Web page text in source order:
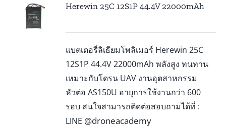
Herewin 25C 12S1P 44.4V 22000mAh
แบตเตอรี่ลิเธียมโพลิเมอร์ Herewin 25C
12S1P 44.4V 22000mAh พลังสูง ทนทาน
เหมาะกับโดรน UAV งานอุตสาหกรรม
หัวต่อ AS150U อายุการใช้งานกว่า 600
รอบ สนใจสามารถติดต่อสอบถามได้ที่ :
LINE @droneacademy